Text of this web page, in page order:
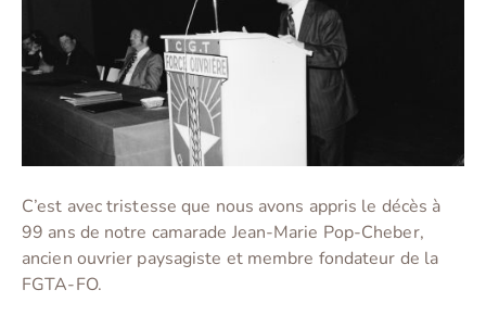
C’est avec tristesse que nous avons appris le décès à
99 ans de notre camarade Jean-Marie Pop-Cheber,
ancien ouvrier paysagiste et membre fondateur de la
FGTA-FO.